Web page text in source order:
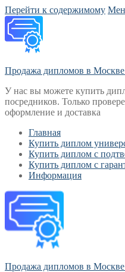
Перейти к содержимому
Продажа дипломов в Москве
У нас вы можете купить
посредников. Только
оформление и доставка
Главная
Купить диплом
Купить диплом с
Купить диплом с
Информация
Продажа дипломов в Москве